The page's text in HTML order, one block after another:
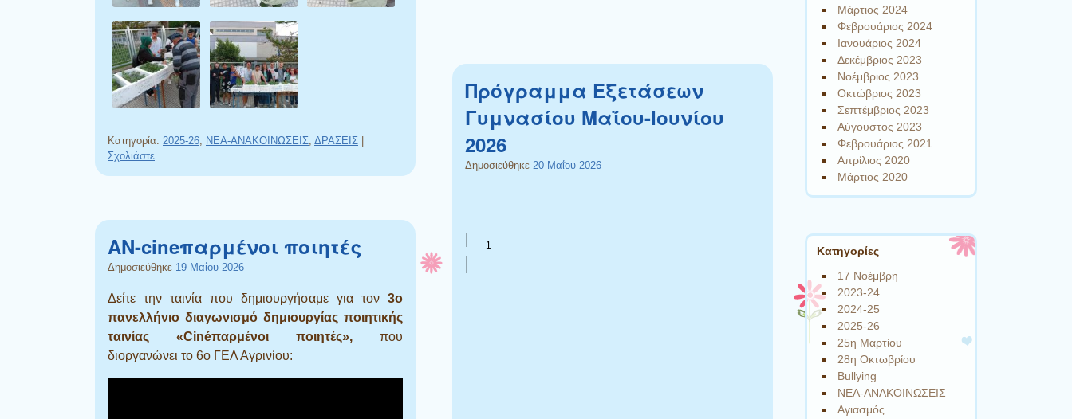
Κατηγορία: 2025-26, NEA-ΑΝΑΚΟΙΝΩΣΕΙΣ, ΔΡΑΣΕΙΣ
Σχολιάστε
Πρόγραμμα Εξετάσεων
Γυμνασίου Μαΐου-Ιουνίου
2026
Δημοσιεύθηκε 20 Μαΐου 2026
AN-cineπαρμένοι ποιητές
Δημοσιεύθηκε 19 Μαΐου 2026
Δείτε την ταινία που δημιουργήσαμε για τον 3ο
πανελλήνιο διαγωνισμό δημιουργίας ποιητικής
ταινίας «Cinéπαρμένοι ποιητές», που
διοργανώνει το 6ο ΓΕΛ Αγρινίου:
Μάρτιος 2024
Φεβρουάριος 2024
Ιανουάριος 2024
Δεκέμβριος 2023
Νοέμβριος 2023
Οκτώβριος 2023
Σεπτέμβριος 2023
Αύγουστος 2023
Φεβρουάριος 2021
Απρίλιος 2020
Μάρτιος 2020
Kατηγορίες
17 Νοέμβρη
2023-24
2024-25
2025-26
25η Μαρτίου
28η Οκτωβρίου
Bullying
NEA-ΑΝΑΚΟΙΝΩΣΕΙΣ
Αγιασμός